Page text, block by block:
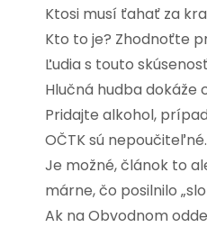
Ktosi musí ťahať za
Kto to je? Zhodnoťte
Ľudia s touto
Hlučná hudba dokáže
Pridajte alkohol,
OČTK sú nepoučiteľné.
Je možné, článok to
márne, čo posilnilo
Ak na Obvodnom